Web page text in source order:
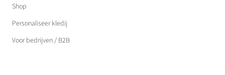
Shop
Personaliseer kledij
Voor bedrijven / B2B